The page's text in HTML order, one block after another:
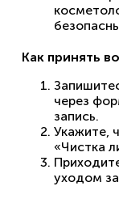
Как принять
через
запись.
Укажите,
«Чистка
уходом